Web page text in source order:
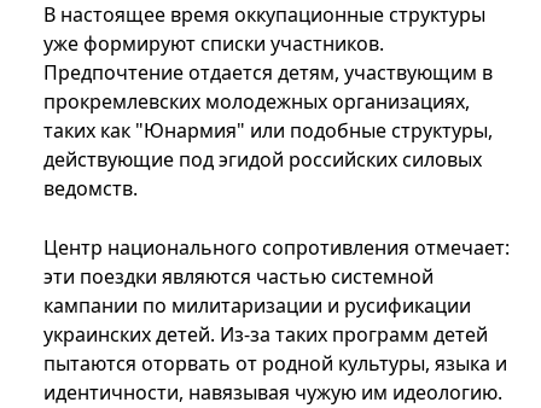
В настоящее время оккупационные структуры
уже формируют списки участников.
Предпочтение отдается детям, участвующим в
прокремлевских молодежных организациях,
таких как "Юнармия" или подобные структуры,
действующие под эгидой российских силовых
ведомств.
Центр национального сопротивления отмечает:
эти поездки являются частью системной
кампании по милитаризации и русификации
украинских детей. Из-за таких программ детей
пытаются оторвать от родной культуры, языка и
идентичности, навязывая чужую им идеологию.